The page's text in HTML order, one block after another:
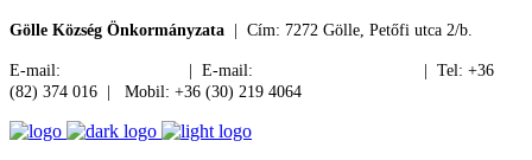
Gölle Község Önkormányzata | Cím: 7272 Gölle, Petőfi utca 2/b.
E-mail: | E-mail:
| Tel: +36
(82) 374 016 | Mobil: +36 (30) 219 4064